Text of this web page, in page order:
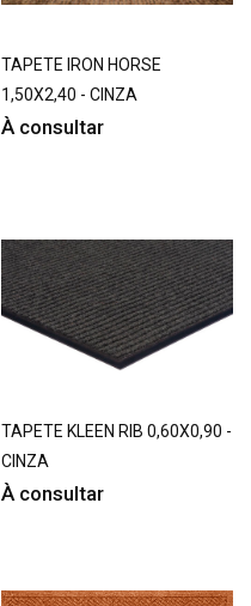
TAPETE IRON HORSE
1,50X2,40 - CINZA
À consultar
TAPETE KLEEN RIB 0,60X0,90 -
CINZA
À consultar